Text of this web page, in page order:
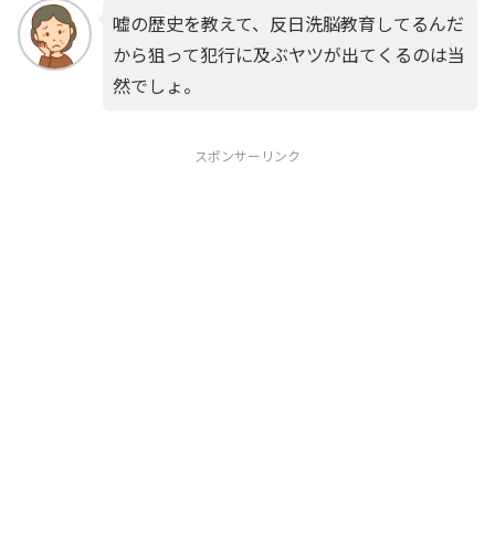
嘘の歴史を教えて、反日洗脳教育してるんだ
から狙って犯行に及ぶヤツが出てくるのは当
然でしょ。
スポンサーリンク